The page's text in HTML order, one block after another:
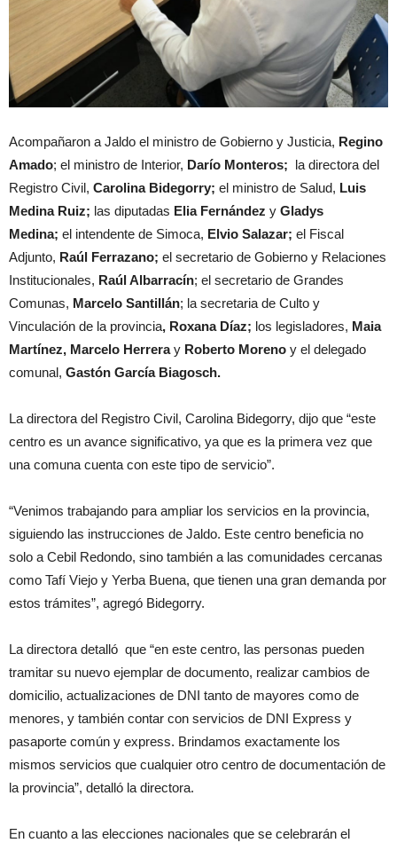
Acompañaron a Jaldo el ministro de Gobierno y Justicia, Regino
Amado; el ministro de Interior, Darío Monteros; la directora del
Registro Civil, Carolina Bidegorry; el ministro de Salud, Luis
Medina Ruiz; las diputadas Elia Fernández y Gladys
Medina; el intendente de Simoca, Elvio Salazar; el Fiscal
Adjunto, Raúl Ferrazano; el secretario de Gobierno y Relaciones
Institucionales, Raúl Albarracín; el secretario de Grandes
Comunas, Marcelo Santillán; la secretaria de Culto y
Vinculación de la provincia, Roxana Díaz; los legisladores, Maia
Martínez, Marcelo Herreray Roberto Moreno y el delegado
comunal, Gastón García Biagosch.
La directora del Registro Civil, Carolina Bidegorry, dijo que “este
centro es un avance significativo, ya que es la primera vez que
una comuna cuenta con este tipo de servicio”.
“Venimos trabajando para ampliar los servicios en la provincia,
siguiendo las instrucciones de Jaldo. Este centro beneficia no
solo a Cebil Redondo, sino también a las comunidades cercanas
como Tafí Viejo y Yerba Buena, que tienen una gran demanda por
estos trámites”, agregó Bidegorry.
La directora detalló que “en este centro, las personas pueden
tramitar su nuevo ejemplar de documento, realizar cambios de
domicilio, actualizaciones de DNI tanto de mayores como de
menores, y también contar con servicios de DNI Express y
pasaporte común y express. Brindamos exactamente los
mismos servicios que cualquier otro centro de documentación de
la provincia”, detalló la directora.
En cuanto a las elecciones nacionales que se celebrarán el